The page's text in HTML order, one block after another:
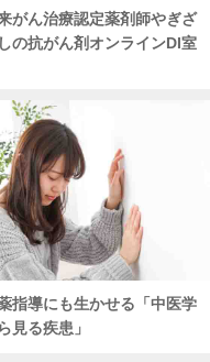
がん治療認定薬剤師やぎざ
の抗がん剤オンラインDI室
指導にも生かせる「中医学
見る疾患」